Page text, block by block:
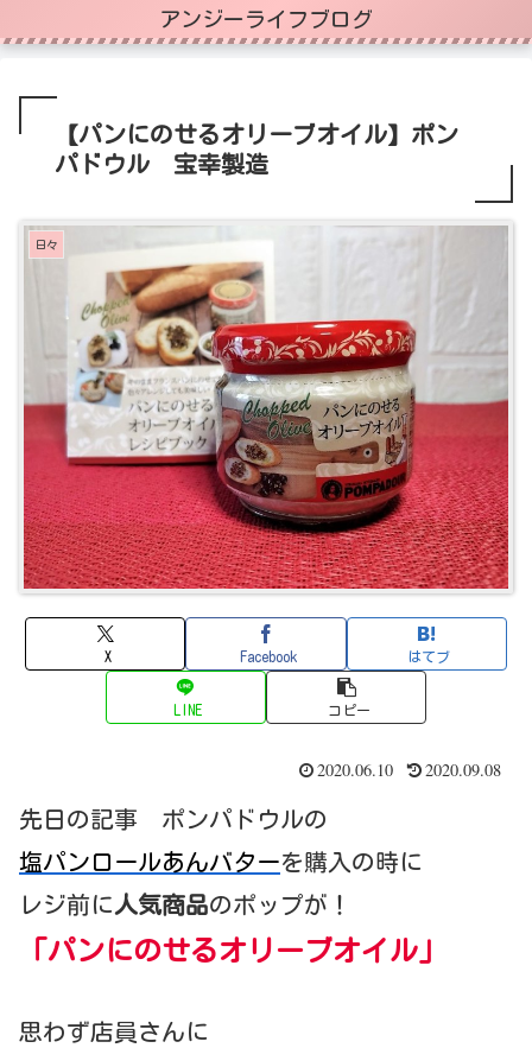
アンジーライフブログ
【パンにのせるオリーブオイル】ポン
パドウル 宝幸製造
日々
X Facebook はてブ
LINE コピー
2020.06.10 2020.09.08
先日の記事 ポンパドウルの
塩パンロールあんバターを購入の時に
レジ前に 人気商品のポップが！
「パンにのせるオリーブオイル」
思わず店員さんに